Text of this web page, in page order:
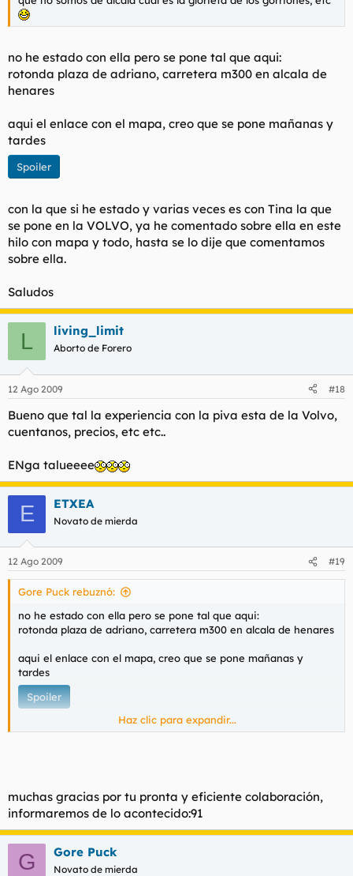
no he estado con ella pero se pone tal que aqui:
rotonda plaza de adriano, carretera m300 en alcala de
henares
aqui el enlace con el mapa, creo que se pone mañanas y
tardes
Spoiler
con la que si he estado y varias veces es con Tina la que
se pone en la VOLVO, ya he comentado sobre ella en este
hilo con mapa y todo, hasta se lo dije que comentamos
sobre ella.
Saludos
L living_limit
Aborto de Forero
12 Ago 2009 #18
Bueno que tal la experiencia con la piva esta de la Volvo,
cuentanos, precios, etc etc..
ENga talueeee
E ETXEA
Novato de mierda
12 Ago 2009 #19
Gore Puck rebuznó:
no he estado con ella pero se pone tal que aqui:
rotonda plaza de adriano, carretera m300 en alcala de henares
aqui el enlace con el mapa, creo que se pone mañanas y
tardes
Spoiler
con la que si he estado y varias veces es con Tina la que se
Saludos
Haz clic para expandir...
muchas gracias por tu pronta y eficiente colaboración,
informaremos de lo acontecido:91
G Gore Puck
Novato de mierda